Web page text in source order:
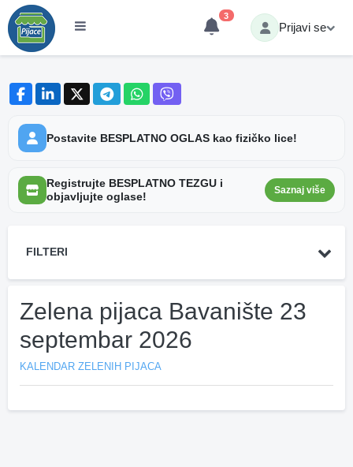
3
Prijavi se
Postavite BESPLATNO OGLAS kao fizičko lice!
Registrujte BESPLATNO TEZGU i
objavljujte oglase!
Saznaj više
FILTERI
Zelena pijaca Bavanište 23
septembar 2026
KALENDAR ZELENIH PIJACA